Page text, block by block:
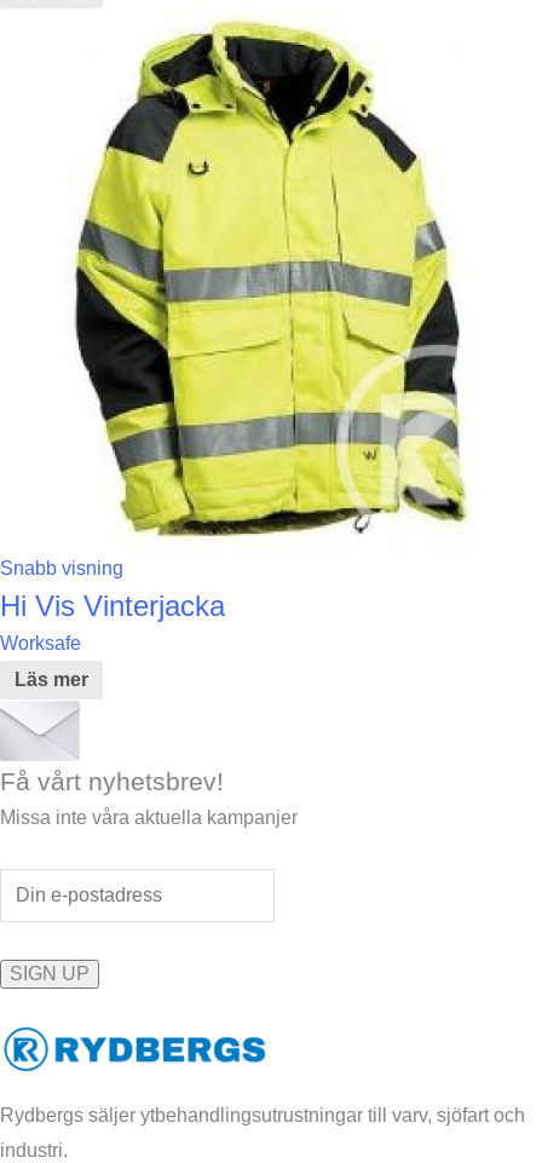
Snabb visning
Hi Vis Vinterjacka
Worksafe
Läs mer
Få vårt nyhetsbrev!
Missa inte våra aktuella kampanjer
Rydbergs säljer ytbehandlingsutrustningar till varv, sjöfart och
industri.